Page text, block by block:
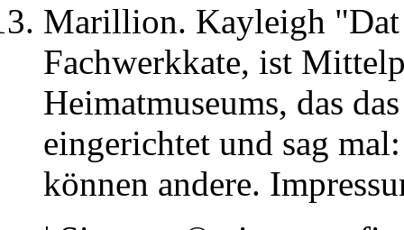
Marillion. Kayleigh "Dat
Fachwerkkate, ist
Heimatmuseums, das
eingerichtet und sag
können andere.